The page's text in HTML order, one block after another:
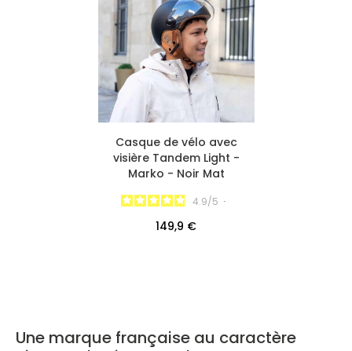
Casque de vélo avec
visière Tandem Light -
Marko - Noir Mat
4.9/5 -
149,9 €
Une marque française au caractère